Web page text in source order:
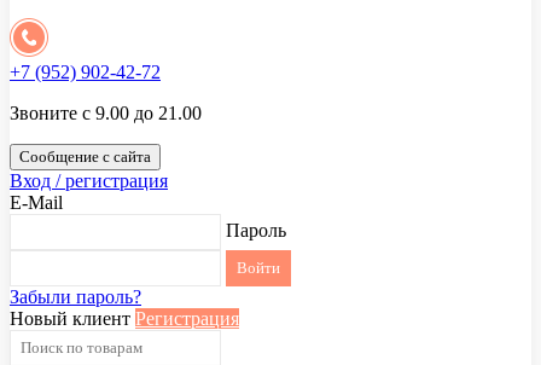
+7 (952) 902-42-72
Звоните с 9.00 до 21.00
Сообщение с сайта
Вход / регистрация
E-Mail
Пароль
Забыли пароль?
Новый клиент Регистрация